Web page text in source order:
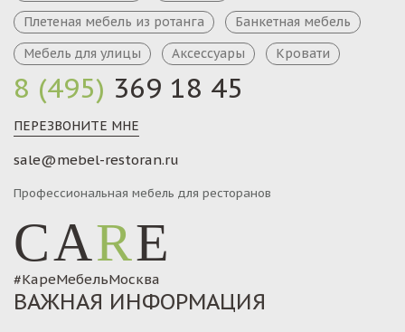
8 (495) 369 18 45
ПЕРЕЗВОНИТЕ МНЕ
sale@mebel-restoran.ru
Профессиональная мебель для ресторанов
CARE
#КареМебельМосква
Плетеная мебель из ротанга
Банкетная мебель
Мебель для улицы
Аксессуары Кровати
ВАЖНАЯ ИНФОРМАЦИЯ